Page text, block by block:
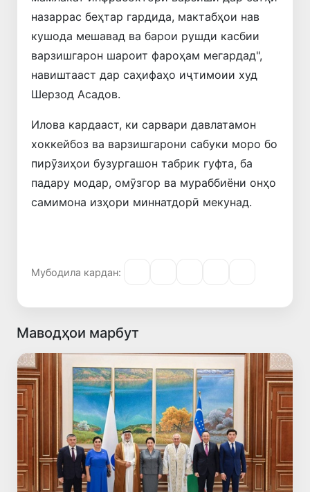
назаррас беҳтар гардида, мактабҳои нав
кушода мешавад ва барои рушди касбии
варзишгарон шароит фароҳам мегардад",
навиштааст дар саҳифаҳо иҷтимоии худ
Шерзод Асадов.
Илова кардааст, ки сарвари давлатамон
хоккейбоз ва варзишгарони сабуки моро бо
пирӯзиҳои бузургашон табрик гуфта, ба
падару модар, омӯзгор ва мураббиёни онҳо
самимона изҳори миннатдорӣ мекунад.
Мубодила кардан:
Маводҳои марбут